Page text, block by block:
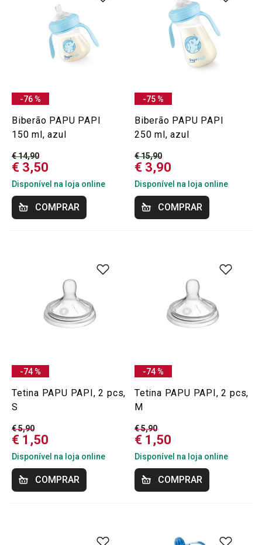
-76 %
Biberão PAPU PAPI
150 ml, azul
€ 14,90
€ 3,50
Disponível na loja online
COMPRAR
-75 %
Biberão PAPU PAPI
250 ml, azul
€ 15,90
€ 3,90
Disponível na loja online
COMPRAR
-74 %
Tetina PAPU PAPI, 2 pcs,
S
€ 5,90
€ 1,50
Disponível na loja online
COMPRAR
-74 %
Tetina PAPU PAPI, 2 pcs,
M
€ 5,90
€ 1,50
Disponível na loja online
COMPRAR